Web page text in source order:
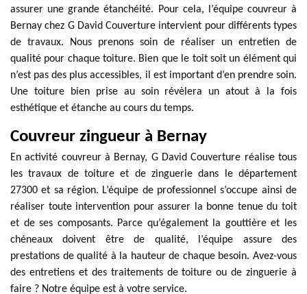
assurer une grande étanchéité. Pour cela, l’équipe couvreur à
Bernay chez G David Couverture intervient pour différents types
de travaux. Nous prenons soin de réaliser un entretien de
qualité pour chaque toiture. Bien que le toit soit un élément qui
n’est pas des plus accessibles, il est important d’en prendre soin.
Une toiture bien prise au soin révèlera un atout à la fois
esthétique et étanche au cours du temps.
Couvreur zingueur à Bernay
En activité couvreur à Bernay, G David Couverture réalise tous
les travaux de toiture et de zinguerie dans le département
27300 et sa région. L’équipe de professionnel s’occupe ainsi de
réaliser toute intervention pour assurer la bonne tenue du toit
et de ses composants. Parce qu’également la gouttière et les
chéneaux doivent être de qualité, l’équipe assure des
prestations de qualité à la hauteur de chaque besoin. Avez-vous
des entretiens et des traitements de toiture ou de zinguerie à
faire ? Notre équipe est à votre service.